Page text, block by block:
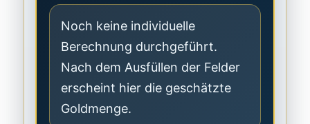
Noch keine individuelle
Berechnung durchgeführt.
Nach dem Ausfüllen der Felder
erscheint hier die geschätzte
Goldmenge.